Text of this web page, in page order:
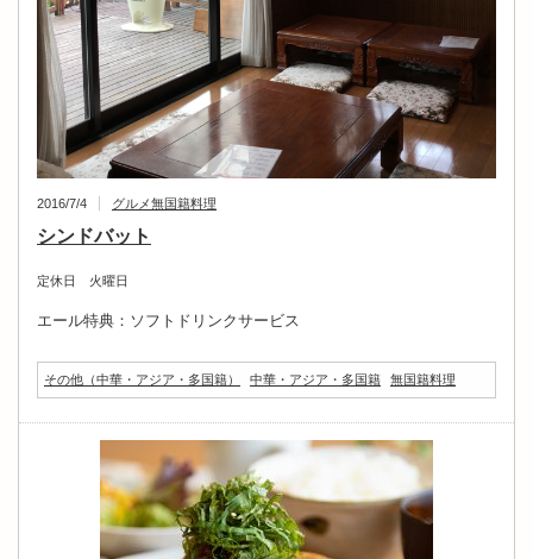
2016/7/4 グルメ無国籍料理
シンドバット
定休日 火曜日
エール特典：ソフトドリンクサービス
その他（中華・アジア・多国籍） 中華・アジア・多国籍 無国籍料理